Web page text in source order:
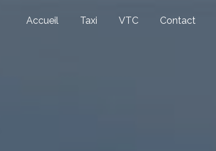
Accueil Taxi VTC Contact